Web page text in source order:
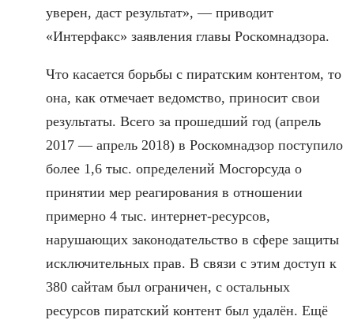
уверен, даст результат», — приводит
«Интерфакс» заявления главы Роскомнадзора.
Что касается борьбы с пиратским контентом, то
она, как отмечает ведомство, приносит свои
результаты. Всего за прошедший год (апрель
2017 — апрель 2018) в Роскомнадзор поступило
более 1,6 тыс. определений Мосгорсуда о
принятии мер реагирования в отношении
примерно 4 тыс. интернет-ресурсов,
нарушающих законодательство в сфере защиты
исключительных прав. В связи с этим доступ к
380 сайтам был ограничен, с остальных
ресурсов пиратский контент был удалён. Ещё